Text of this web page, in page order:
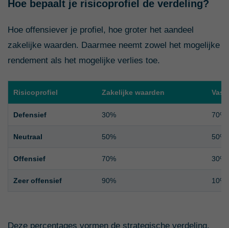
Hoe bepaalt je risicoprofiel de verdeling?
Hoe offensiever je profiel, hoe groter het aandeel
zakelijke waarden. Daarmee neemt zowel het mogelijke
rendement als het mogelijke verlies toe.
Risicoprofiel Zakelijke waarden
Defensief 30% 70%
Neutraal 50% 50%
Offensief 70% 30%
Zeer offensief 90% 10%
Deze percentages vormen de strategische verdeling.